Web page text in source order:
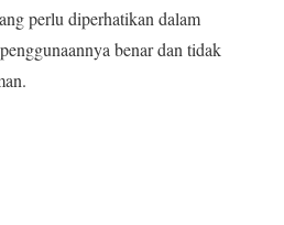
perlu diperhatikan dalam
benar dan tidak